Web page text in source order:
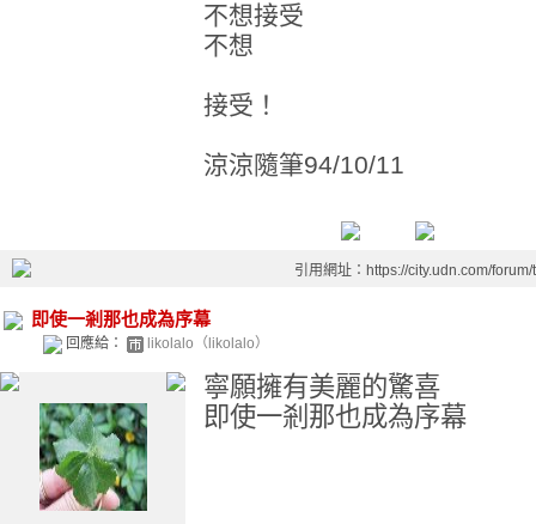
不想接受
不想
接受！
涼涼隨筆94/10/11
引用網址：https://city.udn.com/
即使一剎那也成為序幕
回應給： likolalo（likolalo）
寧願擁有美麗的驚喜
即使一剎那也成為序幕